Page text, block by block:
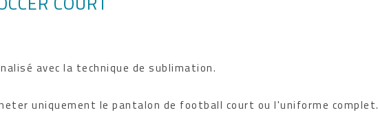
avec la technique de sublimation.
uniquement le pantalon de football court ou l'uniforme complet.